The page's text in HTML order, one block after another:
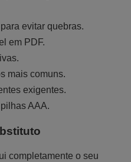
evitar quebras.
em PDF.
mais comuns.
exigentes.
AAA.
completamente o seu